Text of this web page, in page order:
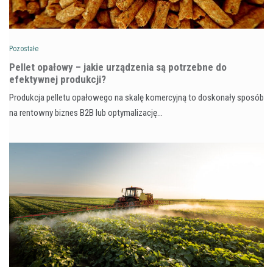
Pozostałe
Pellet opałowy – jakie urządzenia są potrzebne do
efektywnej produkcji?
Produkcja pelletu opałowego na skalę komercyjną to doskonały sposób
na rentowny biznes B2B lub optymalizację…